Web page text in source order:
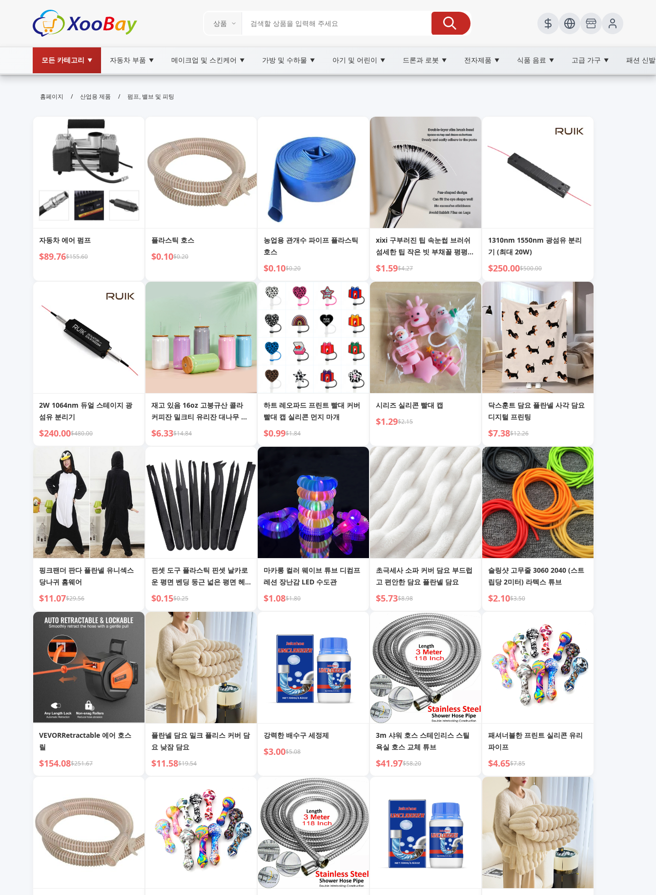
모든 카테고리 ▼ 자동차 부품 ▼ 메이크업 및 스킨케어 ▼ 가방 및 수하물 ▼ 아기 및 어린이 ▼ 드론과 로봇 ▼ 전자제품 ▼ 식품 음료 ▼ 고급 가구 ▼ 패션 신
펌프, 밸브 및 피팅 | XOOBAY B2B/B2C Marketplace
펌프·밸브·피팅 부품 안내 정보 활용
홈페이지 / 산업용 제품 / 펌프, 밸브 및 피팅
자동차 에어 펌프
$89.76$155.60
플라스틱 호스
$0.10$0.20
농업용 관개수 파이프 플라스틱
호스
$0.10$0.20
xixi 구부러진 팁 속눈썹 브러쉬
섬세한 팁 작은 빗 부채꼴 평평한
헤드 눈썹 및 속눈썹 브러쉬 상하
속눈썹 해바라기 효과
$1.59$4.27
1310nm 1550nm 광섬유 분리
기 (최대 20W)
$250.00$500.00
2W 1064nm 듀얼 스테이지 광
섬유 분리기
$240.00$480.00
재고 있음 16oz 고붕규산 콜라
커피잔 밀크티 유리잔 대나무 뚜
껑 빨대 컬러풀 메이슨 자
$6.33$14.84
하트 레오파드 프린트 빨대 커버
빨대 캡 실리콘 먼지 마개
$0.99$1.84
시리즈 실리콘 빨대 캡
$1.29$2.15
닥스훈트 담요 플란넬 사각 담요
디지털 프린팅
$7.38$12.26
핑크팬더 판다 플란넬 유니섹스
당나귀 홈웨어
$11.07$29.56
핀셋 도구 플라스틱 핀셋 날카로
운 평면 벤딩 둥근 넓은 평면 헤
드
$0.15$0.25
마카롱 컬러 웨이브 튜브 디컴프
레션 장난감 LED 수도관
$1.08$1.80
초극세사 소파 커버 담요 부드럽
고 편안한 담요 플란넬 담요
$5.73$8.98
슬링샷 고무줄 3060 2040 (스트
립당 2미터) 라텍스 튜브
$2.10$3.50
VEVORRetractable 에어 호스
릴
$154.08$251.67
플란넬 담요 밀크 플리스 커버 담
요 낮잠 담요
$11.58$19.54
강력한 배수구 세정제
$3.00$5.08
3m 샤워 호스 스테인리스 스틸
욕실 호스 교체 튜브
$41.97$58.20
패셔너블한 프린트 실리콘 유리
파이프
$4.65$7.85